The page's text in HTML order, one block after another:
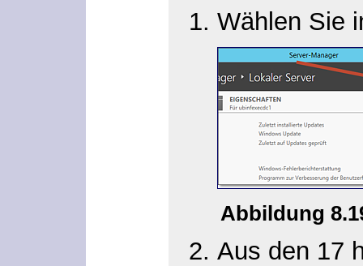
Wählen Sie
Abbildung
Aus den 17